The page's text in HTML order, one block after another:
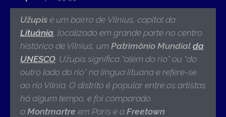
Užupis é um bairro de Vilnius, capital da
Lituânia, localizado em grande parte no centro
histórico de Vilnius, um Patrimônio Mundial da
UNESCO . Užupis significa “além do rio” ou “do
outro lado do rio” na língua lituana e refere-se
ao rio Vilnia. O distrito é popular entre os artistas
há algum tempo, e foi comparado
a Montmartre em Paris e a Freetown